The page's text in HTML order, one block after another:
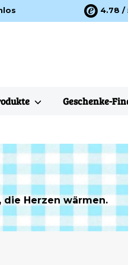
4.78 /
Geschenke-
Herzen wärmen.